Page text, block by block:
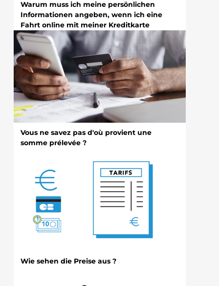
Warum muss ich meine persönlichen
Informationen angeben, wenn ich eine
Fahrt online mit meiner Kreditkarte
bezahle?
Vous ne savez pas d'où provient une
somme prélevée ?
Wie sehen die Preise aus ?